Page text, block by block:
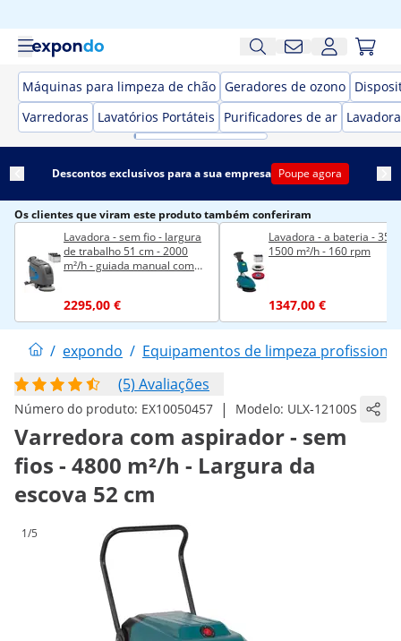
Máquinas para limpeza de chão Geradores de ozono
Varredoras
Lavatórios Portáteis Purificadores de ar
Descontos exclusivos para a sua empresa Poupe agora
Os clientes que viram este produto também conferiram
Lavadora - sem fio - largura
de trabalho 51 cm - 2000
m²/h - guiada manual com
2295,00 €
Lavadora - a bateria - 35
1500 m²/h - 160 rpm
1347,00 €
/ expondo / Equipamentos de limpeza profissional
(5) Avaliações
Número do produto: EX10050457 | Modelo: ULX-12100S
Varredora com aspirador - sem
fios - 4800 m²/h - Largura da
escova 52 cm
1/5